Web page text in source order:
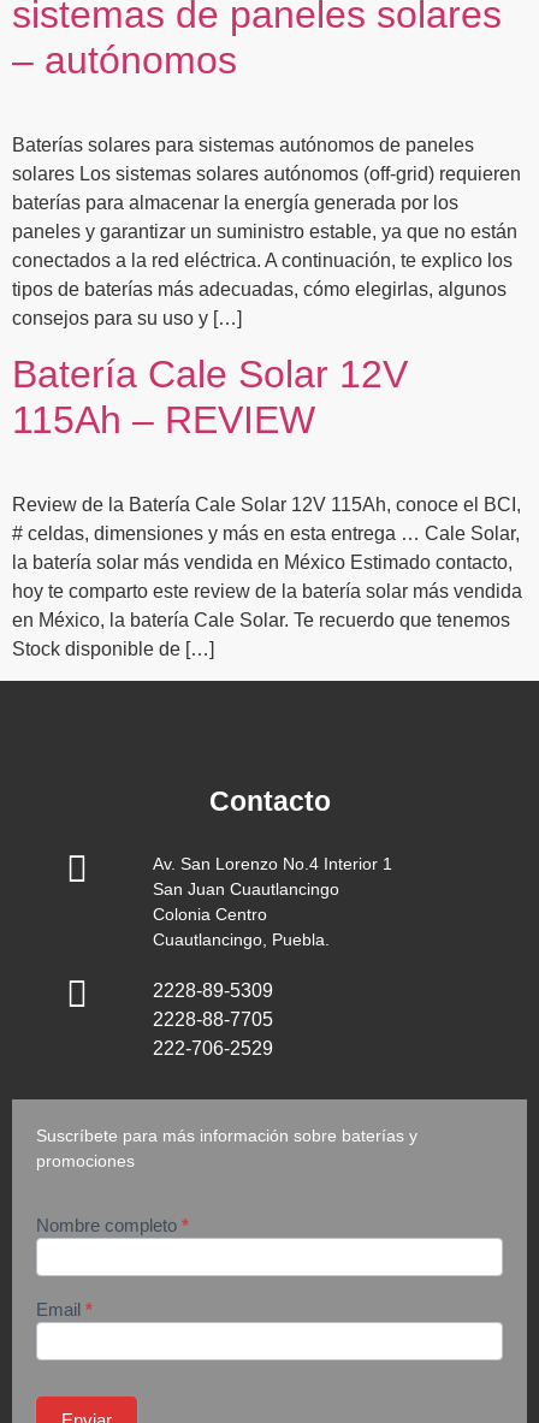
sistemas de paneles solares
– autónomos
Baterías solares para sistemas autónomos de paneles
solares Los sistemas solares autónomos (off-grid) requieren
baterías para almacenar la energía generada por los
paneles y garantizar un suministro estable, ya que no están
conectados a la red eléctrica. A continuación, te explico los
tipos de baterías más adecuadas, cómo elegirlas, algunos
consejos para su uso y […]
Batería Cale Solar 12V
115Ah – REVIEW
Review de la Batería Cale Solar 12V 115Ah, conoce el BCI,
# celdas, dimensiones y más en esta entrega … Cale Solar,
la batería solar más vendida en México Estimado contacto,
hoy te comparto este review de la batería solar más vendida
en México, la batería Cale Solar. Te recuerdo que tenemos
Stock disponible de […]
Contacto
Av. San Lorenzo No.4 Interior 1
San Juan Cuautlancingo
Colonia Centro
Cuautlancingo, Puebla.
2228-89-5309
2228-88-7705
222-706-2529
Suscríbete para más información sobre baterías y
promociones
suscripción
Nombre completo *
Email *